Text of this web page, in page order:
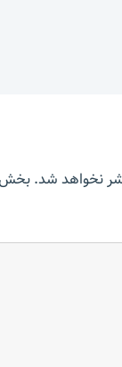
نخواهد شد.